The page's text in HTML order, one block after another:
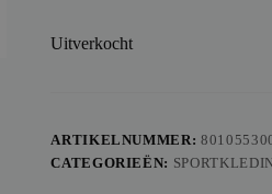
Uitverkocht
ARTIKELNUMMER:
CATEGORIEËN: